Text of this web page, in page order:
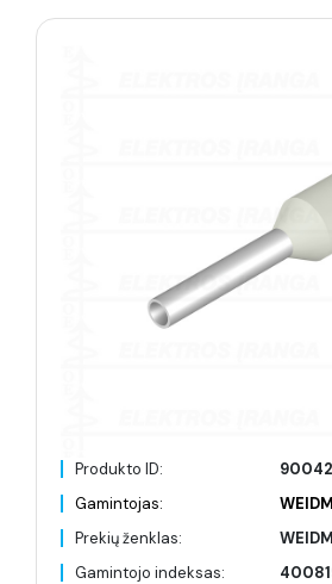
Produkto ID:
Gamintojas:
Prekių ženklas:
Gamintojo indeksas: